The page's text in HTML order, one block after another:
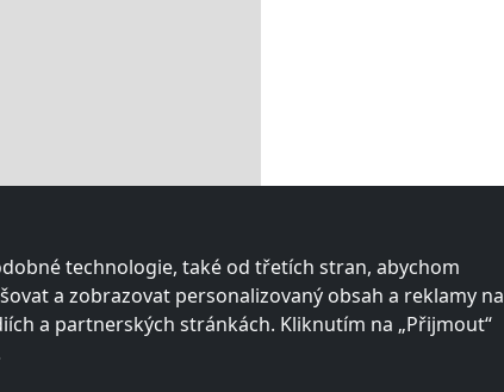
technologie, také od třetích stran, abychom
a zobrazovat personalizovaný obsah a reklamy na
a partnerských stránkách. Kliknutím na „Přijmout“